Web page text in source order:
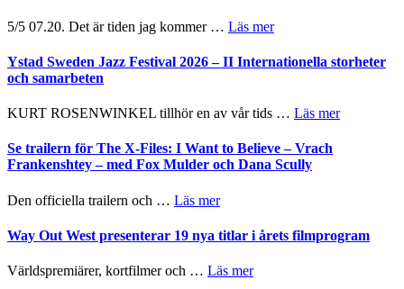
5/5 07.20. Det är tiden jag kommer … Läs merom
Håkan
Huskvarna
Folkets
–
en
Ystad Sweden Jazz Festival 2026 – II Internationella storheter
och samarbeten
KURT ROSENWINKEL tillhör en av vår tids … Läs merom
Se trailern för The X-Files: I Want to Believe – Vrach
Frankenshtey – med Fox Mulder och Dana Scully
Den officiella trailern och … Läs merom
trailern
The
X-
Way Out West presenterar 19 nya titlar i årets filmprogram
Världspremiärer, kortfilmer och … Läs merom